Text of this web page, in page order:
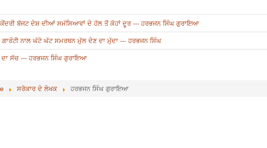
ਕੇਂਦਰੀ ਬੱਜਟ ਦੇਸ਼ ਦੀਆਂ ਸਮੱਸਿਆਵਾਂ ਦੇ ਹੱਲ ਤੋਂ ਕੋਹਾਂ ਦੂਰ --- ਹਰਭਜਨ ਸਿੰਘ ਗੁਰਾਇਆ
ਗਾਰੰਟੀ ਨਾਲ ਘੱਟੋ ਘੱਟ ਸਮਰਥਨ ਮੁੱਲ ਦੇਣ ਦਾ ਮੁੱਦਾ --- ਹਰਭਜਨ ਸਿੰਘ
ਸੱਚ --- ਹਰਭਜਨ ਸਿੰਘ ਗੁਰਾਇਆ
ਸਰੋਕਾਰ ਦੇ ਲੇਖਕ ਹਰਭਜਨ ਸਿੰਘ ਗੁਰਾਇਆ